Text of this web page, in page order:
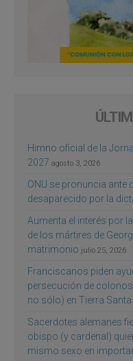
Himno oficial de la
2027 agosto 3, 2026
ONU se pronuncia
desaparecido por la
Aumenta el interés por
de los mártires de
matrimonio julio 25, 2026
Franciscanos piden
persecución de
no sólo) en Tierra Santa
Sacerdotes alemanes
obispo (y cardenal)
mismo sexo en